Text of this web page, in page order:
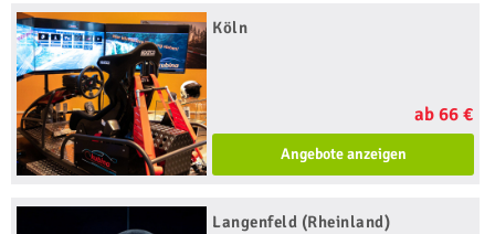
Köln
ab 66 €
Angebote anzeigen
Langenfeld (Rheinland)